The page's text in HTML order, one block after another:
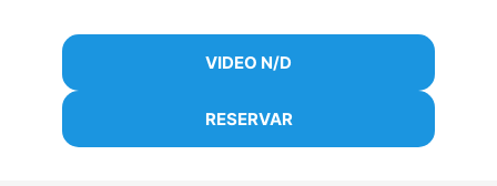
VIDEO N/D
RESERVAR